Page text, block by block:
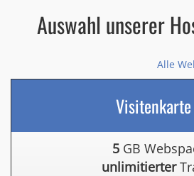
Auswahl unserer
Alle
5 GB
unlimitierter